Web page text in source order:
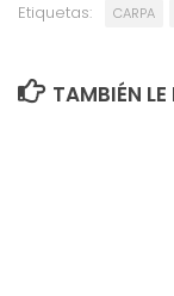
Etiquetas: CARPA
TAMBIÉN LE